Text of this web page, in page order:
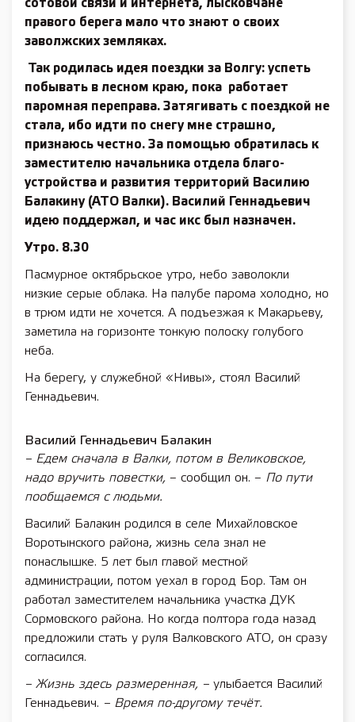
сотовой связи и интернета, лысковчане
правого берега мало что знают о своих
заволжских земляках.
Так родилась идея поездки за Волгу: успеть
побывать в лесном краю, пока работает
паромная переправа. Затягивать с поездкой не
стала, ибо идти по снегу мне страшно,
признаюсь честно. За помощью обратилась к
заместителю начальника отдела благо-
устройства и развития территорий Василию
Балакину (АТО Валки). Василий Геннадьевич
идею поддержал, и час икс был назначен.
Утро. 8.30
Пасмурное октябрьское утро, небо заволокли
низкие серые облака. На палубе парома холодно, но
в трюм идти не хочется. А подъезжая к Макарьеву,
заметила на горизонте тонкую полоску голубого
неба.
На берегу, у служебной «Нивы», стоял Василий
Геннадьевич.
Василий Геннадьевич Балакин
– Едем сначала в Валки, потом в Великовское,
надо вручить повестки, – сообщил он. – По пути
пообщаемся с людьми.
Василий Балакин родился в селе Михайловское
Воротынского района, жизнь села знал не
понаслышке. 5 лет был главой местной
администрации, потом уехал в город Бор. Там он
работал заместителем начальника участка ДУК
Сормовского района. Но когда полтора года назад
предложили стать у руля Валковского АТО, он сразу
согласился.
– Жизнь здесь размеренная, – улыбается Василий
Геннадьевич. – Время по-другому течёт.